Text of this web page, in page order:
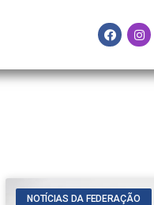
NOTÍCIAS DA FEDERAÇÃO